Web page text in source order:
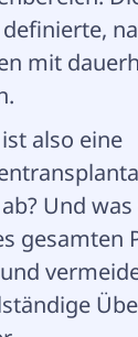
mit
also eine
Und
gesamten